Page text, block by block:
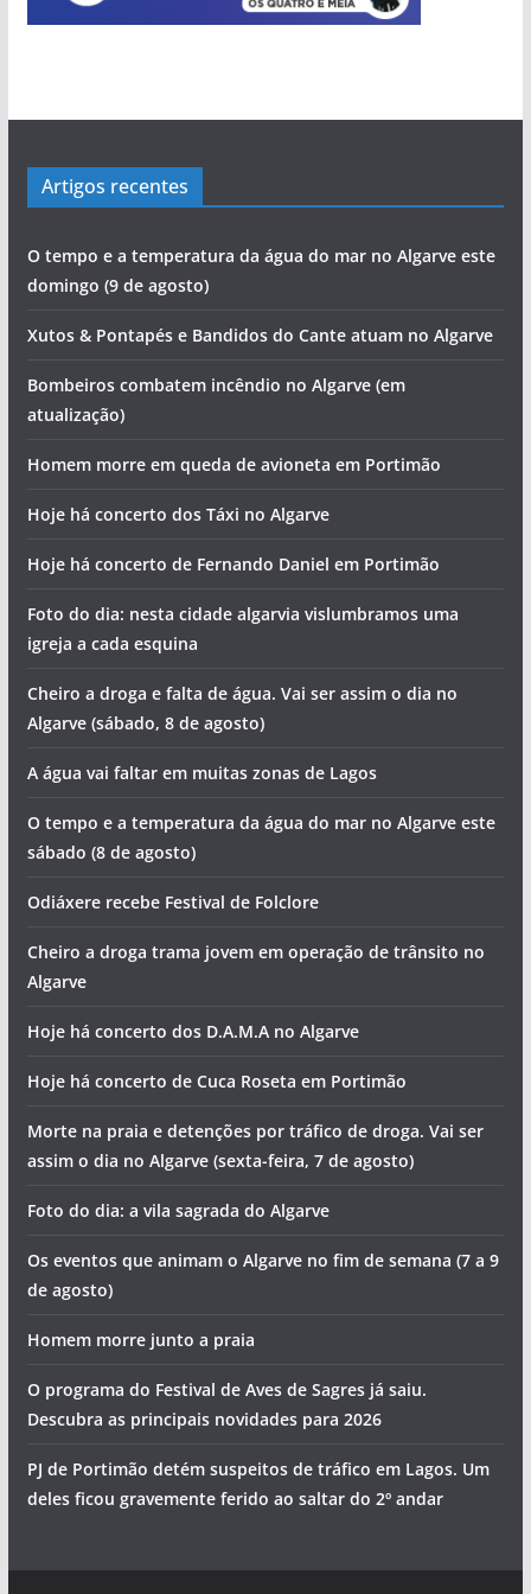
Artigos recentes
O tempo e a temperatura da água do mar no Algarve este
domingo (9 de agosto)
Xutos & Pontapés e Bandidos do Cante atuam no Algarve
Bombeiros combatem incêndio no Algarve (em
atualização)
Homem morre em queda de avioneta em Portimão
Hoje há concerto dos Táxi no Algarve
Hoje há concerto de Fernando Daniel em Portimão
Foto do dia: nesta cidade algarvia vislumbramos uma
igreja a cada esquina
Cheiro a droga e falta de água. Vai ser assim o dia no
Algarve (sábado, 8 de agosto)
A água vai faltar em muitas zonas de Lagos
O tempo e a temperatura da água do mar no Algarve este
sábado (8 de agosto)
Odiáxere recebe Festival de Folclore
Cheiro a droga trama jovem em operação de trânsito no
Algarve
Hoje há concerto dos D.A.M.A no Algarve
Hoje há concerto de Cuca Roseta em Portimão
Morte na praia e detenções por tráfico de droga. Vai ser
assim o dia no Algarve (sexta-feira, 7 de agosto)
Foto do dia: a vila sagrada do Algarve
Os eventos que animam o Algarve no fim de semana (7 a 9
de agosto)
Homem morre junto a praia
O programa do Festival de Aves de Sagres já saiu.
Descubra as principais novidades para 2026
PJ de Portimão detém suspeitos de tráfico em Lagos. Um
deles ficou gravemente ferido ao saltar do 2º andar